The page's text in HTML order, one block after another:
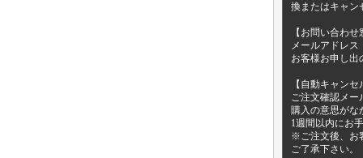
換またはキャン
【お問い合わせ
メールアドレス
お客様お申し出
【自動キャンセ
ご注文確認メー
購入の意思がな
1週間以内にお
※ご注文後、お
ご了承下さい。